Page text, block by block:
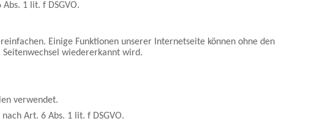
1 lit. f DSGVO.
Einige Funktionen unserer Internetseite können ohne den
Seitenwechsel wiedererkannt wird.
verwendet.
Art. 6 Abs. 1 lit. f DSGVO.